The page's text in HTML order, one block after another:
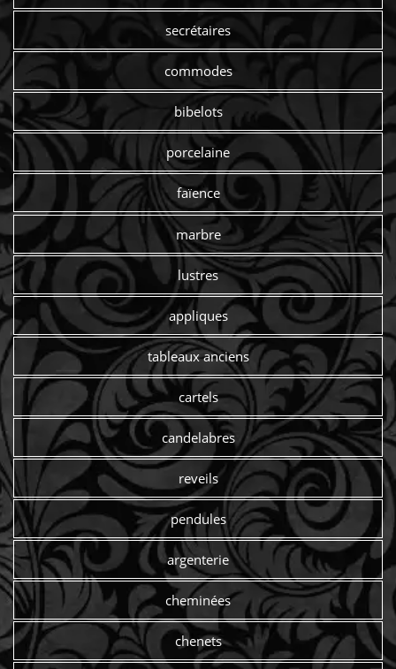
secrétaires
commodes
bibelots
porcelaine
faïence
marbre
lustres
appliques
tableaux anciens
cartels
candelabres
reveils
pendules
argenterie
cheminées
chenets